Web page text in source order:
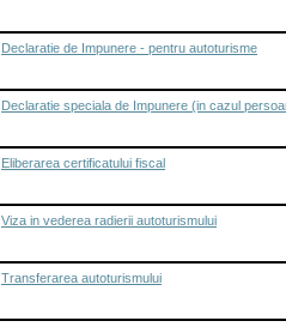
Declaratie de Impunere - pentru autoturisme
Declaratie speciala de Impunere (in cazul
Eliberarea certificatului fiscal
Viza in vederea radierii autoturismului
Transferarea autoturismului